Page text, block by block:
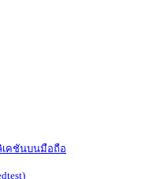
เคชันบนมือถือ